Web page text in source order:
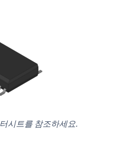
시트를 참조하세요.